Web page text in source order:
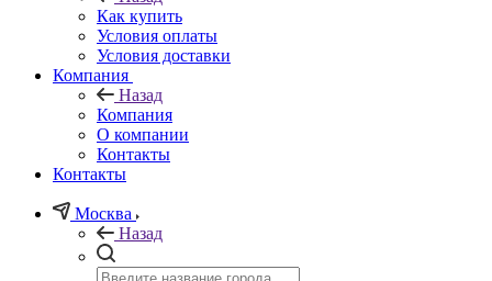
Как купить
Условия оплаты
Условия доставки
Компания
Назад
Компания
О компании
Контакты
Контакты
Москва
Назад